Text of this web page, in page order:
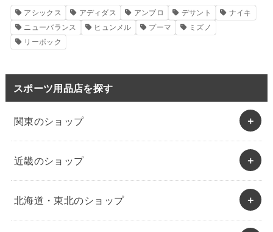
アシックス アディダス アンブロ デサント
ナイキ
ニューバランス
ヒュンメル プーマ
ミズノ
リーボック
スポーツ用品店を探す
関東のショップ
近畿のショップ
北海道・東北のショップ